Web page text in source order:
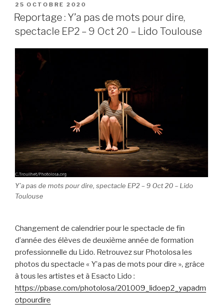
PUBLIÉ
LE
25 OCTOBRE 2020
Reportage : Y’a pas de mots pour dire,
spectacle EP2 – 9 Oct 20 – Lido Toulouse
Y’a pas de mots pour dire, spectacle EP2 – 9 Oct 20 – Lido
Toulouse
Changement de calendrier pour le spectacle de fin
d’année des élèves de deuxième année de formation
professionnelle du Lido. Retrouvez sur Photolosa les
photos du spectacle « Y’a pas de mots pour dire », grâce
à tous les artistes et à Esacto Lido :
https://pbase.com/photolosa/201009_lidoep2_yapadm
otpourdire